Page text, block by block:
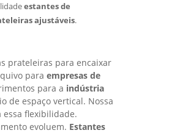
estantes de
ajustáveis.
prateleiras para encaixar
para empresas de
para a indústria
de espaço vertical. Nossa
essa flexibilidade.
evoluem. Estantes